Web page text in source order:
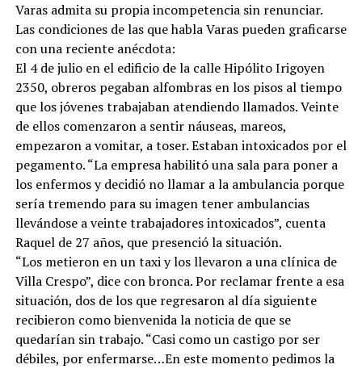
Varas admita su propia incompetencia sin renunciar.
Las condiciones de las que habla Varas pueden graficarse
con una reciente anécdota:
El 4 de julio en el edificio de la calle Hipólito Irigoyen
2350, obreros pegaban alfombras en los pisos al tiempo
que los jóvenes trabajaban atendiendo llamados. Veinte
de ellos comenzaron a sentir náuseas, mareos,
empezaron a vomitar, a toser. Estaban intoxicados por el
pegamento. “La empresa habilitó una sala para poner a
los enfermos y decidió no llamar a la ambulancia porque
sería tremendo para su imagen tener ambulancias
llevándose a veinte trabajadores intoxicados”, cuenta
Raquel de 27 años, que presenció la situación.
“Los metieron en un taxi y los llevaron a una clínica de
Villa Crespo”, dice con bronca. Por reclamar frente a esa
situación, dos de los que regresaron al día siguiente
recibieron como bienvenida la noticia de que se
quedarían sin trabajo. “Casi como un castigo por ser
débiles, por enfermarse…En este momento pedimos la